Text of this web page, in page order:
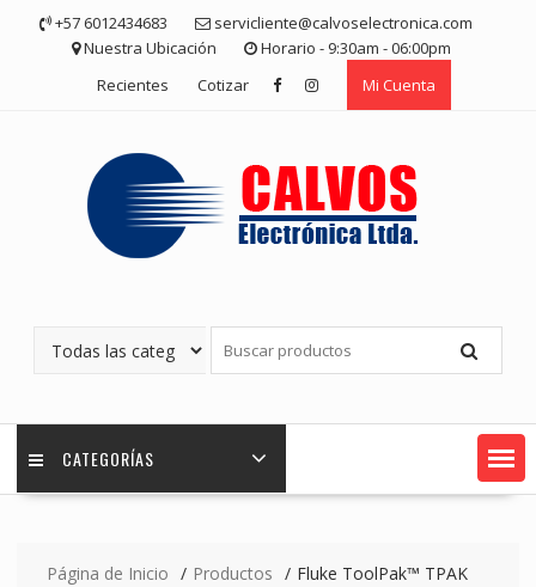
contenido
+57 6012434683
servicliente@calvoselectronica.com
Nuestra Ubicación
Horario - 9:30am - 06:00pm
Recientes
Cotizar Mi Cuenta
CATEGORÍAS
Página de Inicio Productos Fluke ToolPak™ TPAK